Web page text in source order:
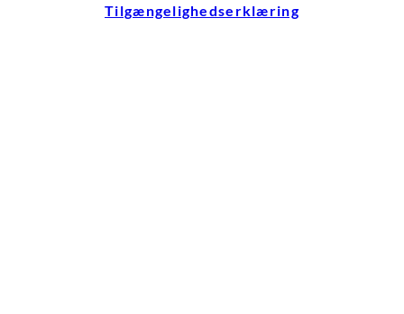
Tilgængelighedserklæring